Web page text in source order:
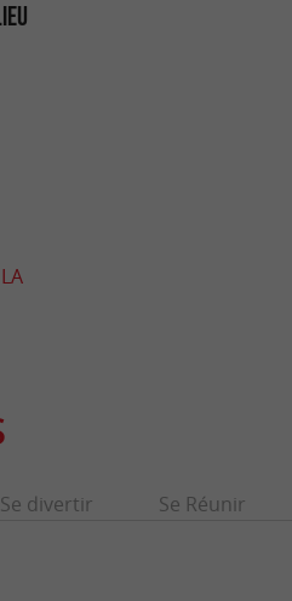
Se divertir Se Réunir